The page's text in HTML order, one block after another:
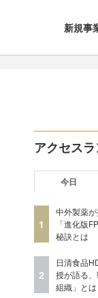
新規事
アクセス
今日
1
中外製薬
「進化版
秘訣とは
2
日清食品
授が語る
組織」とは